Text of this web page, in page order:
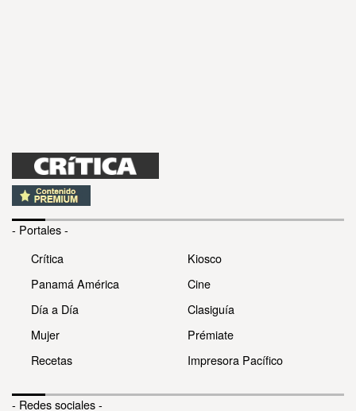
- Portales -
Crítica
Panamá América
Día a Día
Mujer
Recetas
Kiosco
Cine
Clasiguía
Prémiate
Impresora Pacífico
- Redes sociales -